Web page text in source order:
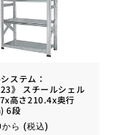
ステム：
》 スチールシェル
高さ210.4x奥行
6段
ら (税込)